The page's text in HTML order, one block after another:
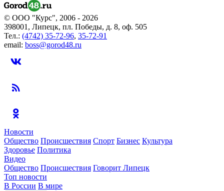
© ООО "Курс", 2006 - 2026
398001, Липецк, пл. Победы, д. 8, оф. 505
Тел.: (4742) 35-72-96, 35-72-91
email: boss@gorod48.ru
Новости
Общество Происшествия Спорт Бизнес Культура
Здоровье Политика
Видео
Общество Происшествия Говорит Липецк
Топ новости
В России В мире